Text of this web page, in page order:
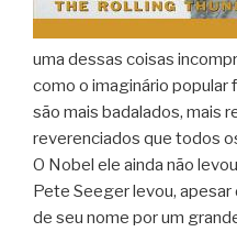
uma dessas coisas
como o imaginário popular
são mais badalados, mais
reverenciados que todos
O Nobel ele ainda não
Pete Seeger levou, apesar
de seu nome por um